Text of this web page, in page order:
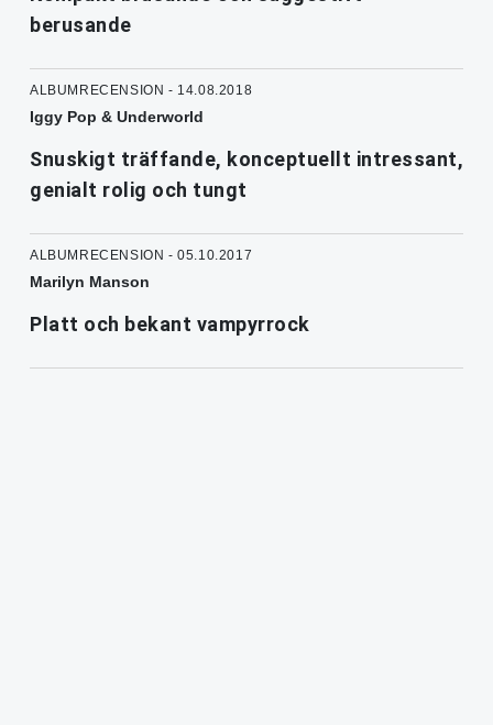
berusande
ALBUMRECENSION - 14.08.2018
Iggy Pop & Underworld
Snuskigt träffande, konceptuellt intressant,
genialt rolig och tungt
ALBUMRECENSION - 05.10.2017
Marilyn Manson
Platt och bekant vampyrrock